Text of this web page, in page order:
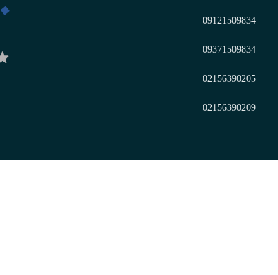
09121509834
09371509834
02156390205
02156390209